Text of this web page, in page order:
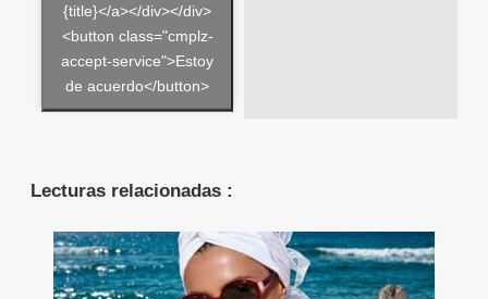
{title}</a></div></div>
<button class="cmplz-
accept-service">Estoy
de acuerdo</button>
Lecturas relacionadas :